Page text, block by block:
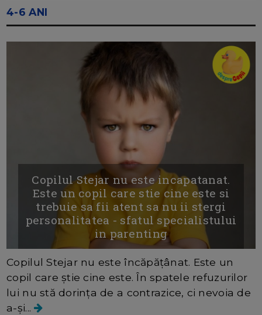
4-6 ANI
Copilul Stejar nu este incapatanat.
Este un copil care stie cine este si
trebuie sa fii atent sa nu ii stergi
personalitatea - sfatul specialistului
in parenting
Copilul Stejar nu este încăpățânat. Este un
copil care știe cine este. În spatele refuzurilor
lui nu stă dorința de a contrazice, ci nevoia de
a-și...